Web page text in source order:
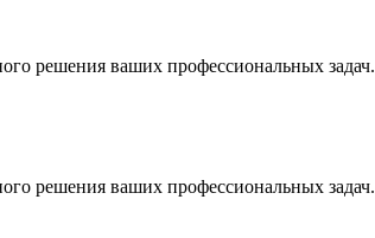
решения ваших профессиональных задач.
решения ваших профессиональных задач.